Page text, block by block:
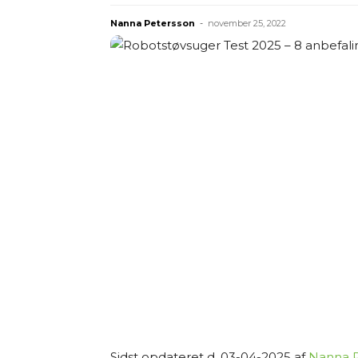
Nanna Petersson - november 25, 2022